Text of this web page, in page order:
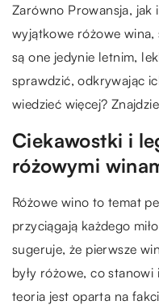
Zarówno Prowansja,
wyjątkowe różowe wina,
są one jedynie letnim,
sprawdzić, odkrywając
wiedzieć więcej?
Ciekawostki i
różowymi
Różowe wino to temat
przyciągają każdego
sugeruje, że pierwsze
były różowe, co
teoria jest oparta na